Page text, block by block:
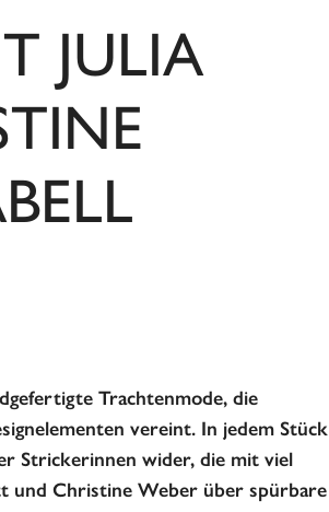
JULIA
Trachtenmode, die
vereint. In jedem Stück
Strickerinnen wider, die mit viel
und Christine Weber über spürbare